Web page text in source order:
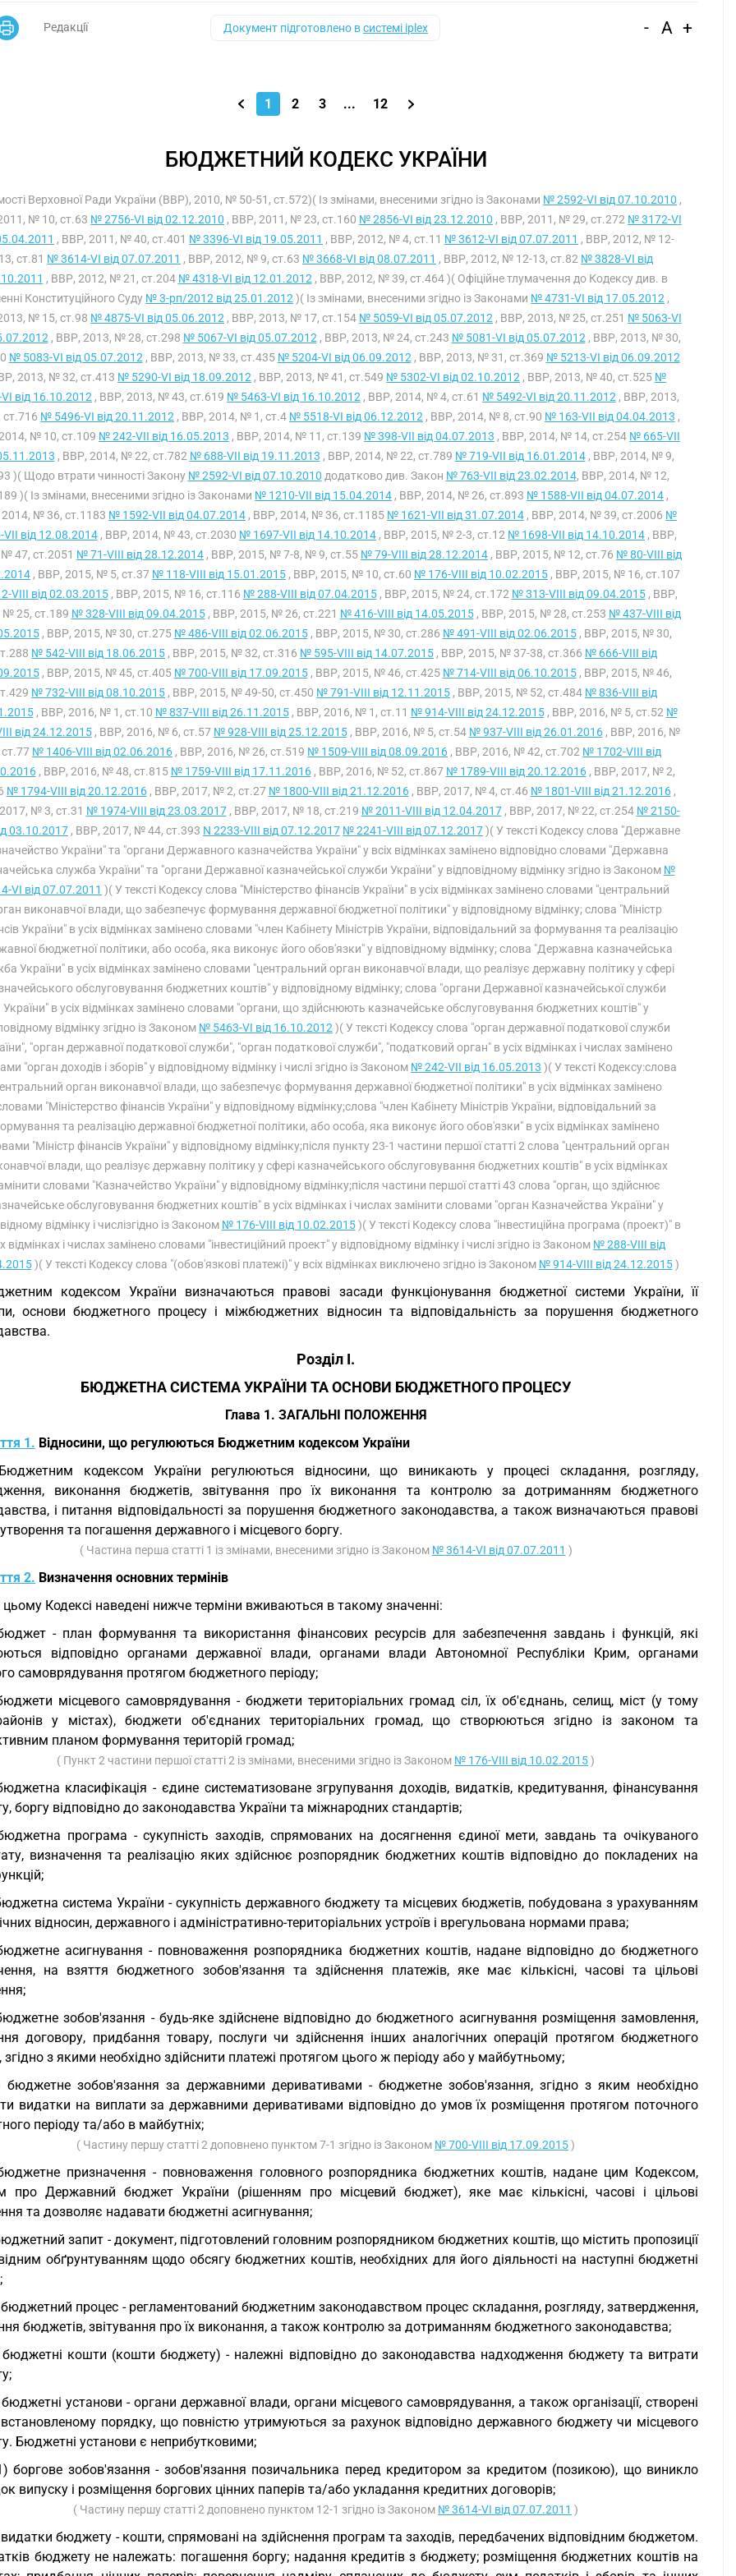
Редакції Документ підготовлено всистемі iplex - A +
1 2 3 ... 12
БЮДЖЕТНИЙ КОДЕКС УКРАЇНИ
Верховної Ради України (ВВР), 2010, № 50-51, ст.572)( Із змінами, внесеними згідно із Законами № 2592-VI від 07.10.2010 ,
№ 10, ст.63 № 2756-VI від 02.12.2010 , ВВР, 2011, № 23, ст.160 № 2856-VI від 23.12.2010 , ВВР, 2011, № 29, ст.272 № 3172-VI
, ВВР, 2011, № 40, ст.401 № 3396-VI від 19.05.2011 , ВВР, 2012, № 4, ст.11 № 3612-VI від 07.07.2011 , ВВР, 2012, № 12-
13, ст.81 № 3614-VI від 07.07.2011 , ВВР, 2012, № 9, ст.63 № 3668-VI від 08.07.2011 , ВВР, 2012, № 12-13, ст.82 № 3828-VI від
, ВВР, 2012, № 21, ст.204 № 4318-VI від 12.01.2012 , ВВР, 2012, № 39, ст.464 )( Офіційне тлумачення до Кодексу див. в
Конституційного Суду № 3-рп/2012 від 25.01.2012 )( Із змінами, внесеними згідно із Законами № 4731-VI від 17.05.2012 ,
№ 15, ст.98 № 4875-VI від 05.06.2012 , ВВР, 2013, № 17, ст.154 № 5059-VI від 05.07.2012 , ВВР, 2013, № 25, ст.251 № 5063-VI
, ВВР, 2013, № 28, ст.298 № 5067-VI від 05.07.2012 , ВВР, 2013, № 24, ст.243 № 5081-VI від 05.07.2012 , ВВР, 2013, № 30,
№ 5083-VI від 05.07.2012 , ВВР, 2013, № 33, ст.435 № 5204-VI від 06.09.2012 , ВВР, 2013, № 31, ст.369 № 5213-VI від 06.09.2012
2013, № 32, ст.413 № 5290-VI від 18.09.2012 , ВВР, 2013, № 41, ст.549 № 5302-VI від 02.10.2012 , ВВР, 2013, № 40, ст.525 №
від 16.10.2012 , ВВР, 2013, № 43, ст.619 № 5463-VI від 16.10.2012 , ВВР, 2014, № 4, ст.61 № 5492-VI від 20.11.2012 , ВВР, 2013,
№ 5496-VI від 20.11.2012 , ВВР, 2014, № 1, ст.4 № 5518-VI від 06.12.2012 , ВВР, 2014, № 8, ст.90 № 163-VII від 04.04.2013 ,
№ 10, ст.109 № 242-VII від 16.05.2013 , ВВР, 2014, № 11, ст.139 № 398-VII від 04.07.2013 , ВВР, 2014, № 14, ст.254 № 665-VII
, ВВР, 2014, № 22, ст.782 № 688-VII від 19.11.2013 , ВВР, 2014, № 22, ст.789 № 719-VII від 16.01.2014, ВВР, 2014, № 9,
)( Щодо втрати чинності Закону № 2592-VI від 07.10.2010 додатково див. Закон № 763-VII від 23.02.2014, ВВР, 2014, № 12,
)( Із змінами, внесеними згідно із Законами № 1210-VII від 15.04.2014 , ВВР, 2014, № 26, ст.893 № 1588-VII від 04.07.2014 ,
№ 36, ст.1183 № 1592-VII від 04.07.2014 , ВВР, 2014, № 36, ст.1185 № 1621-VII від 31.07.2014 , ВВР, 2014, № 39, ст.2006 №
VII від 12.08.2014 , ВВР, 2014, № 43, ст.2030 № 1697-VII від 14.10.2014 , ВВР, 2015, № 2-3, ст.12 № 1698-VII від 14.10.2014 , ВВР,
47, ст.2051 № 71-VIII від 28.12.2014 , ВВР, 2015, № 7-8, № 9, ст.55 № 79-VIII від 28.12.2014 , ВВР, 2015, № 12, ст.76 № 80-VIII від
, ВВР, 2015, № 5, ст.37 № 118-VIII від 15.01.2015 , ВВР, 2015, № 10, ст.60 № 176-VIII від 10.02.2015 , ВВР, 2015, № 16, ст.107
VIII від 02.03.2015, ВВР, 2015, № 16, ст.116 № 288-VIII від 07.04.2015, ВВР, 2015, № 24, ст.172 № 313-VIII від 09.04.2015, ВВР,
№ 25, ст.189 № 328-VIII від 09.04.2015, ВВР, 2015, № 26, ст.221 № 416-VIII від 14.05.2015, ВВР, 2015, № 28, ст.253 № 437-VIII від
, ВВР, 2015, № 30, ст.275 № 486-VIII від 02.06.2015, ВВР, 2015, № 30, ст.286 № 491-VIII від 02.06.2015, ВВР, 2015, № 30,
№ 542-VIII від 18.06.2015 , ВВР, 2015, № 32, ст.316 № 595-VIII від 14.07.2015 , ВВР, 2015, № 37-38, ст.366 № 666-VIII від
, ВВР, 2015, № 45, ст.405 № 700-VIII від 17.09.2015, ВВР, 2015, № 46, ст.425 № 714-VIII від 06.10.2015, ВВР, 2015, № 46,
№ 732-VIII від 08.10.2015 , ВВР, 2015, № 49-50, ст.450 № 791-VIII від 12.11.2015 , ВВР, 2015, № 52, ст.484 № 836-VIII від
, ВВР, 2016, № 1, ст.10 № 837-VIII від 26.11.2015, ВВР, 2016, № 1, ст.11 № 914-VIII від 24.12.2015, ВВР, 2016, № 5, ст.52 №
від 24.12.2015, ВВР, 2016, № 6, ст.57 № 928-VIII від 25.12.2015, ВВР, 2016, № 5, ст.54 № 937-VIII від 26.01.2016, ВВР, 2016, №
ст.77 № 1406-VIII від 02.06.2016 , ВВР, 2016, № 26, ст.519 № 1509-VIII від 08.09.2016 , ВВР, 2016, № 42, ст.702 № 1702-VIII від
, ВВР, 2016, № 48, ст.815 № 1759-VIII від 17.11.2016, ВВР, 2016, № 52, ст.867 № 1789-VIII від 20.12.2016, ВВР, 2017, № 2,
№ 1794-VIII від 20.12.2016, ВВР, 2017, № 2, ст.27 № 1800-VIII від 21.12.2016, ВВР, 2017, № 4, ст.46 № 1801-VIII від 21.12.2016,
№ 3, ст.31 № 1974-VIII від 23.03.2017, ВВР, 2017, № 18, ст.219 № 2011-VIII від 12.04.2017, ВВР, 2017, № 22, ст.254 № 2150-
03.10.2017 , ВВР, 2017, № 44, ст.393 N 2233-VIII від 07.12.2017 № 2241-VIII від 07.12.2017)( У тексті Кодексу слова "Державне
України" та "органи Державного казначейства України" у всіх відмінках замінено відповідно словами "Державна
служба України" та "органи Державної казначейської служби України" у відповідному відмінку згідно із Законом №
VI від 07.07.2011 )( У тексті Кодексу слова "Міністерство фінансів України" в усіх відмінках замінено словами "центральний
виконавчої влади, що забезпечує формування державної бюджетної політики" у відповідному відмінку; слова "Міністр
України" в усіх відмінках замінено словами "член Кабінету Міністрів України, відповідальний за формування та реалізацію
бюджетної політики, або особа, яка виконує його обов'язки" у відповідному відмінку; слова "Державна казначейська
України" в усіх відмінках замінено словами "центральний орган виконавчої влади, що реалізує державну політику у сфері
обслуговування бюджетних коштів" у відповідному відмінку; слова "органи Державної казначейської служби
України" в усіх відмінках замінено словами "органи, що здійснюють казначейське обслуговування бюджетних коштів" у
відмінку згідно із Законом № 5463-VI від 16.10.2012 )( У тексті Кодексу слова "орган державної податкової служби
"орган державної податкової служби", "орган податкової служби", "податковий орган" в усіх відмінках і числах замінено
"орган доходів і зборів" у відповідному відмінку і числі згідно із Законом № 242-VII від 16.05.2013 )( У тексті Кодексу:слова
орган виконавчої влади, що забезпечує формування державної бюджетної політики" в усіх відмінках замінено
"Міністерство фінансів України" у відповідному відмінку;слова "член Кабінету Міністрів України, відповідальний за
та реалізацію державної бюджетної політики, або особа, яка виконує його обов'язки" в усіх відмінках замінено
"Міністр фінансів України" у відповідному відмінку;після пункту 23-1 частини першої статті 2 слова "центральний орган
влади, що реалізує державну політику у сфері казначейського обслуговування бюджетних коштів" в усіх відмінках
словами "Казначейство України" у відповідному відмінку;після частини першої статті 43 слова "орган, що здійснює
обслуговування бюджетних коштів" в усіх відмінках і числах замінити словами "орган Казначейства України" у
відмінку і числізгідно із Законом № 176-VIII від 10.02.2015)( У тексті Кодексу слова "інвестиційна програма (проект)" в
відмінках і числах замінено словами "інвестиційний проект" у відповідному відмінку і числі згідно із Законом № 288-VIII від
)( У тексті Кодексу слова "(обов'язкові платежі)" у всіх відмінках виключено згідно із Законом № 914-VIII від 24.12.2015)
кодексом України визначаються правові засади функціонування бюджетної системи України, її
основи бюджетного процесу і міжбюджетних відносин та відповідальність за порушення бюджетного
Розділ I.
БЮДЖЕТНА СИСТЕМА УКРАЇНИ ТА ОСНОВИ БЮДЖЕТНОГО ПРОЦЕСУ
Глава 1. ЗАГАЛЬНІ ПОЛОЖЕННЯ
1. Відносини, що регулюються Бюджетним кодексом України
кодексом України регулюються відносини, що виникають у процесі складання, розгляду,
виконання бюджетів, звітування про їх виконання та контролю за дотриманням бюджетного
і питання відповідальності за порушення бюджетного законодавства, а також визначаються правові
та погашення державного і місцевого боргу.
( Частина перша статті 1 із змінами, внесеними згідно із Законом № 3614-VI від 07.07.2011 )
2. Визначення основних термінів
цьому Кодексі наведені нижче терміни вживаються в такому значенні:
- план формування та використання фінансових ресурсів для забезпечення завдань і функцій, які
відповідно органами державної влади, органами влади Автономної Республіки Крим, органами
самоврядування протягом бюджетного періоду;
місцевого самоврядування - бюджети територіальних громад сіл, їх об'єднань, селищ, міст (у тому
у містах), бюджети об'єднаних територіальних громад, що створюються згідно із законом та
планом формування територій громад;
( Пункт 2 частини першої статті 2 із змінами, внесеними згідно із Законом № 176-VIII від 10.02.2015)
класифікація - єдине систематизоване згрупування доходів, видатків, кредитування, фінансування
боргу відповідно до законодавства України та міжнародних стандартів;
програма - сукупність заходів, спрямованих на досягнення єдиної мети, завдань та очікуваного
визначення та реалізацію яких здійснює розпорядник бюджетних коштів відповідно до покладених на
система України - сукупність державного бюджету та місцевих бюджетів, побудована з урахуванням
відносин, державного і адміністративно-територіальних устроїв і врегульована нормами права;
асигнування - повноваження розпорядника бюджетних коштів, надане відповідно до бюджетного
на взяття бюджетного зобов'язання та здійснення платежів, яке має кількісні, часові та цільові
зобов'язання - будь-яке здійснене відповідно до бюджетного асигнування розміщення замовлення,
договору, придбання товару, послуги чи здійснення інших аналогічних операцій протягом бюджетного
згідно з якими необхідно здійснити платежі протягом цього ж періоду або у майбутньому;
бюджетне зобов'язання за державними деривативами - бюджетне зобов'язання, згідно з яким необхідно
видатки на виплати за державними деривативами відповідно до умов їх розміщення протягом поточного
періоду та/або в майбутніх;
( Частину першу статті 2 доповнено пунктом 7-1 згідно із Законом № 700-VIII від 17.09.2015)
призначення - повноваження головного розпорядника бюджетних коштів, надане цим Кодексом,
про Державний бюджет України (рішенням про місцевий бюджет), яке має кількісні, часові і цільові
та дозволяє надавати бюджетні асигнування;
запит - документ, підготовлений головним розпорядником бюджетних коштів, що містить пропозиції
обґрунтуванням щодо обсягу бюджетних коштів, необхідних для його діяльності на наступні бюджетні
процес - регламентований бюджетним законодавством процес складання, розгляду, затвердження,
бюджетів, звітування про їх виконання, а також контролю за дотриманням бюджетного законодавства;
кошти (кошти бюджету) - належні відповідно до законодавства надходження бюджету та витрати
установи - органи державної влади, органи місцевого самоврядування, а також організації, створені
порядку, що повністю утримуються за рахунок відповідно державного бюджету чи місцевого
Бюджетні установи є неприбутковими;
боргове зобов'язання - зобов'язання позичальника перед кредитором за кредитом (позикою), що виникло
випуску і розміщення боргових цінних паперів та/або укладання кредитних договорів;
( Частину першу статті 2 доповнено пунктом 12-1 згідно із Законом № 3614-VI від 07.07.2011 )
бюджету - кошти, спрямовані на здійснення програм та заходів, передбачених відповідним бюджетом.
бюджету не належать: погашення боргу; надання кредитів з бюджету; розміщення бюджетних коштів на